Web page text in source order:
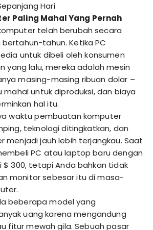
Hari
Paling Mahal Yang Pernah
telah berubah secara
tahun. Ketika PC
untuk dibeli oleh konsumen
yang lalu, mereka adalah mesin
masing-masing ribuan dolar –
untuk diproduksi, dan biaya
hal itu.
waktu pembuatan komputer
teknologi ditingkatkan, dan
menjadi jauh lebih terjangkau. Saat
PC atau laptop baru dengan
$ 300, tetapi Anda bahkan tidak
monitor sebesar itu di masa-
beberapa model yang
uang karena mengandung
fitur mewah gila. Sebuah pasar